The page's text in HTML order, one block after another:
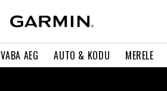
VABA AEG AUTO & KODU MERELE